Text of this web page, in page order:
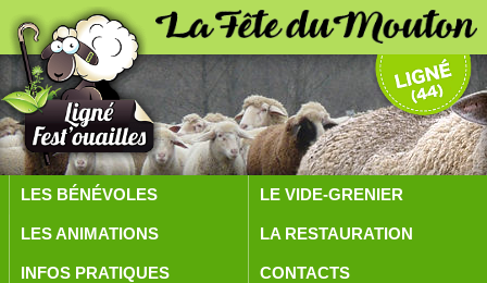
LES BÉNÉVOLES LE VIDE-GRENIER
LES ANIMATIONS LA RESTAURATION
INFOS PRATIQUES CONTACTS